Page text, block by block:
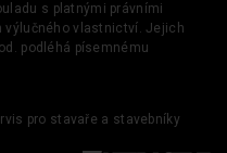
s platnými právními
výlučného vlastnictví. Jejich
podléhá písemnému
pro stavaře a stavebníky